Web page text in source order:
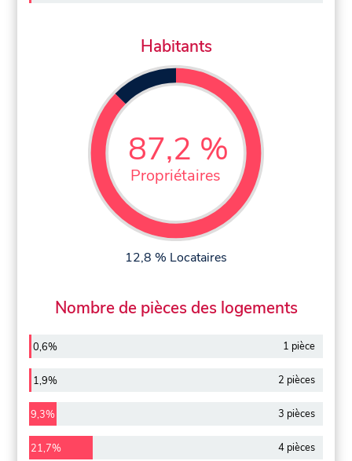
Habitants
87,2 %
Propriétaires
12,8 % Locataires
Nombre de pièces des logements
0,6% 1 pièce
1,9% 2 pièces
9,3% 3 pièces
21,7% 4 pièces